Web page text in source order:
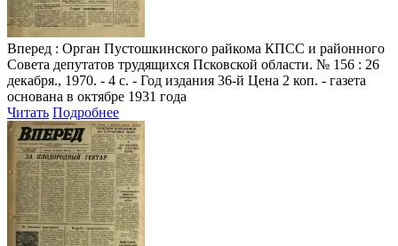
Вперед : Орган Пустошкинского райкома КПСС и районного
Совета депутатов трудящихся Псковской области. № 156 : 26
декабря., 1970. - 4 с. - Год издания 36-й Цена 2 коп. - газета
основана в октябре 1931 года
Читать Подробнее